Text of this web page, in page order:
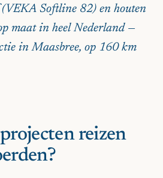
Softline 82) en houten
maat in heel Nederland —
in Maasbree, op 160 km
reizen